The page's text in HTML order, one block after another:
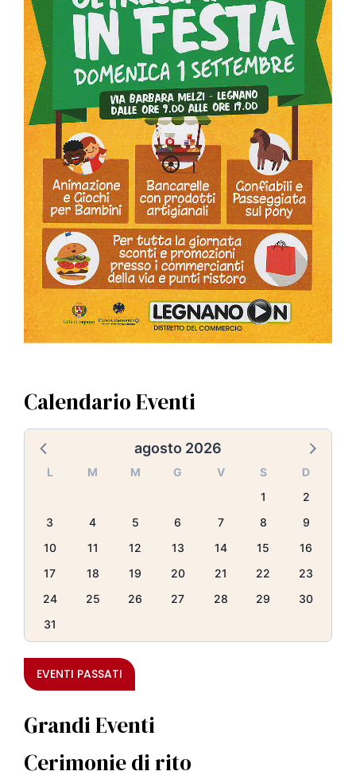
Calendario Eventi
agosto 2026
L M M G V S
D
1
2
3
4 5 6 7 8
9
10
11 12 13 14 15
16
17
18 19 20 21 22
23
24
25 26 27 28 29
30
31
EVENTI PASSATI
Grandi Eventi
Cerimonie di rito